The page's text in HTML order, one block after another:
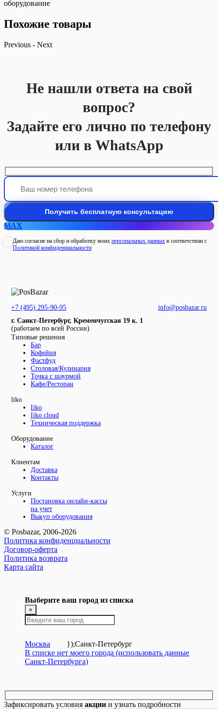
оборудование
Похожие товары
Previous - Next
Не нашли ответа на свой
вопрос?
Задайте его лично по телефону
или в WhatsApp
MAX
Даю согласие на сбор и обработку моих персональных данных в соответствии с
Политикой конфиденциальности
+7 (495) 295-90-95
info@posbazar.ru
г. Санкт-Петербург, Кременчугская 19 к. 1
(работаем по всей России)
Типовые решения
Бар
Кофейня
Фастфуд
Столовая/Кулинария
Точка с шаурмой
Кафе/Ресторан
liko
Iiko
Iiko cloud
Техническая поддержка
Оборудование
Каталог
Клиентам
Доставка
Контакты
Услуги
Постановка онлайн-кассы
на учет
Выкуп оборудования
© Posbazar, 2006-2026
Политика конфиденциальности
Договор-оферта
Политика возврата
Карта сайта
Выберите ваш город из списка
×
Москва });Санкт-Петербург
В списке нет моего города (использовать данные
Санкт-Петербурга)
Зафиксировать условия акции и узнать подробности